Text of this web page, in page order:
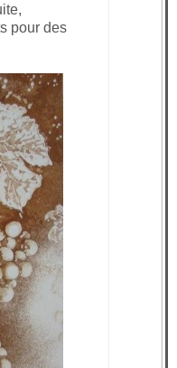
pour des